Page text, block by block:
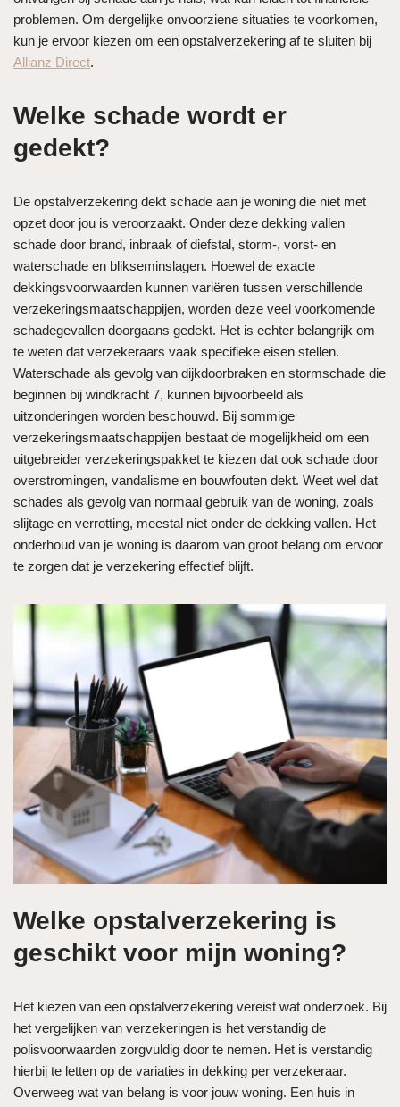
problemen. Om dergelijke onvoorziene situaties te voorkomen,
kun je ervoor kiezen om een opstalverzekering af te sluiten bij
Allianz Direct.
Welke schade wordt er
gedekt?
De opstalverzekering dekt schade aan je woning die niet met
opzet door jou is veroorzaakt. Onder deze dekking vallen
schade door brand, inbraak of diefstal, storm-, vorst- en
waterschade en blikseminslagen. Hoewel de exacte
dekkingsvoorwaarden kunnen variëren tussen verschillende
verzekeringsmaatschappijen, worden deze veel voorkomende
schadegevallen doorgaans gedekt. Het is echter belangrijk om
te weten dat verzekeraars vaak specifieke eisen stellen.
Waterschade als gevolg van dijkdoorbraken en stormschade die
beginnen bij windkracht 7, kunnen bijvoorbeeld als
uitzonderingen worden beschouwd. Bij sommige
verzekeringsmaatschappijen bestaat de mogelijkheid om een
uitgebreider verzekeringspakket te kiezen dat ook schade door
overstromingen, vandalisme en bouwfouten dekt. Weet wel dat
schades als gevolg van normaal gebruik van de woning, zoals
slijtage en verrotting, meestal niet onder de dekking vallen. Het
onderhoud van je woning is daarom van groot belang om ervoor
te zorgen dat je verzekering effectief blijft.
Welke opstalverzekering is
geschikt voor mijn woning?
Het kiezen van een opstalverzekering vereist wat onderzoek. Bij
het vergelijken van verzekeringen is het verstandig de
polisvoorwaarden zorgvuldig door te nemen. Het is verstandig
hierbij te letten op de variaties in dekking per verzekeraar.
Overweeg wat van belang is voor jouw woning. Een huis in